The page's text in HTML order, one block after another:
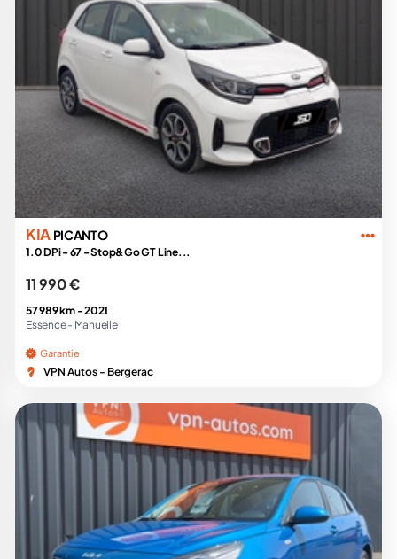
KIA PICANTO
1.0 DPi - 67 - Stop&Go GT Line...
11 990 €
57 989 km -2021
Essence - Manuelle
Garantie
VPN Autos - Bergerac